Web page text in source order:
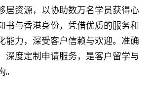
居资源，以协助数万名学员获得心
书与香港身份，凭借优质的服务和
能力，深受客户信赖与欢迎。准确
深度定制申请服务，是客户留学与
。